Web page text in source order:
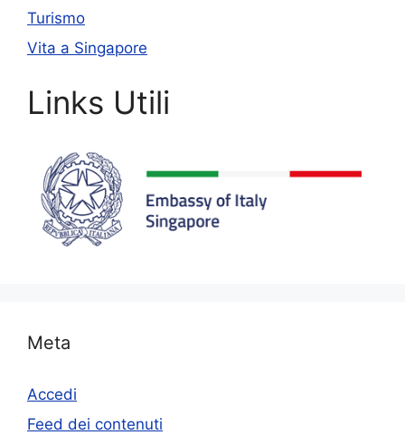
Turismo
Vita a Singapore
Links Utili
Meta
Accedi
Feed dei contenuti